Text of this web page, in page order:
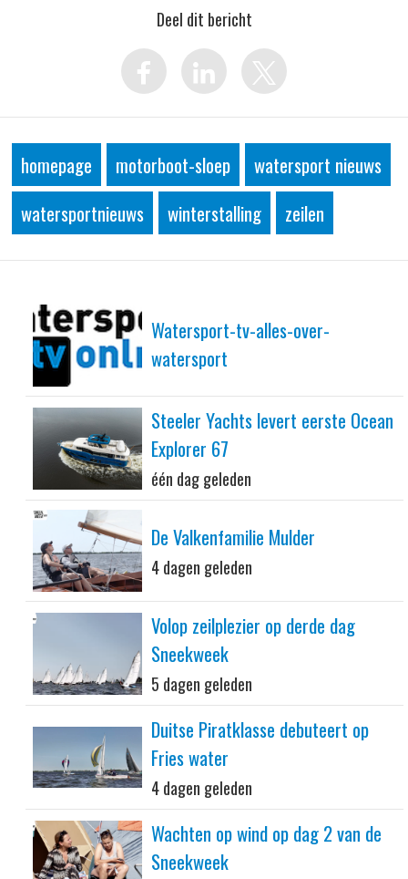
Deel dit bericht
homepage motorboot-sloep
watersport nieuws
watersportnieuws
winterstalling zeilen
Watersport-tv-alles-over-
watersport
Steeler Yachts levert eerste Ocean
Explorer 67
één dag geleden
De Valkenfamilie Mulder
4 dagen geleden
Volop zeilplezier op derde dag
Sneekweek
5 dagen geleden
Duitse Piratklasse debuteert op
Fries water
4 dagen geleden
Wachten op wind op dag 2 van de
Sneekweek